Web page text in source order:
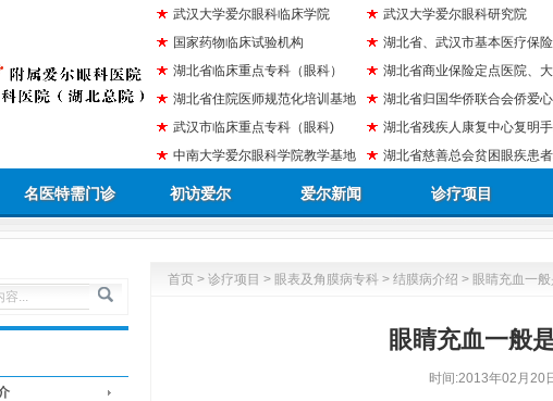
武汉大学爱尔眼科临床学院
国家药物临床试验机构
湖北省临床重点专科（眼科）
湖北省住院医师规范化培训基地
武汉市临床重点专科（眼科)
中南大学爱尔眼科学院教学基地
武汉大学爱尔眼科研究院
湖北省、武汉市基本医疗保
湖北省商业保险定点医院、
湖北省归国华侨联合会侨爱
湖北省残疾人康复中心复明
湖北省慈善总会贫困眼疾患
名医特需门诊 初访爱尔 爱尔新闻 诊疗项目
首页 > 诊疗项目 > 眼表及角膜病专科 > 结膜病介绍 > 眼睛充血一
眼睛充血一般
时间:2013年02月20